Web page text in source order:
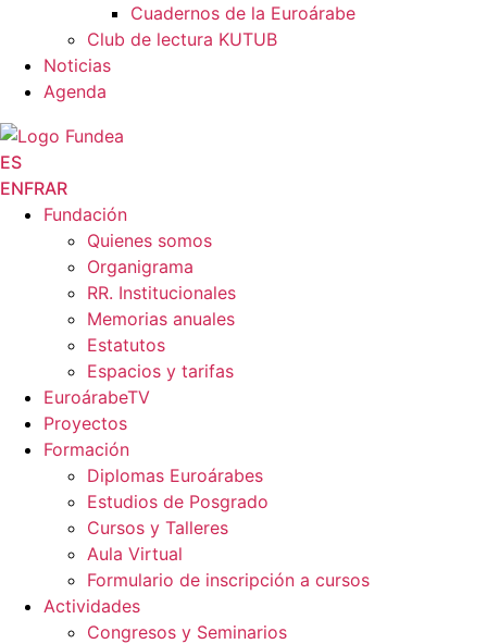
Cuadernos de la Euroárabe
Club de lectura KUTUB
Noticias
Agenda
ES
ENFRAR
Fundación
Quienes somos
Organigrama
RR. Institucionales
Memorias anuales
Estatutos
Espacios y tarifas
EuroárabeTV
Proyectos
Formación
Diplomas Euroárabes
Estudios de Posgrado
Cursos y Talleres
Aula Virtual
Formulario de inscripción a cursos
Actividades
Congresos y Seminarios